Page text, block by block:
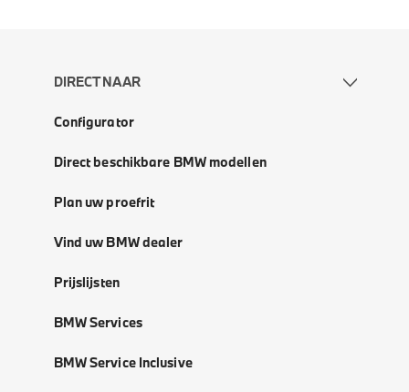
DIRECT NAAR
Configurator
Direct beschikbare BMW modellen
Plan uw proefrit
Vind uw BMW dealer
Prijslijsten
BMW Services
BMW Service Inclusive